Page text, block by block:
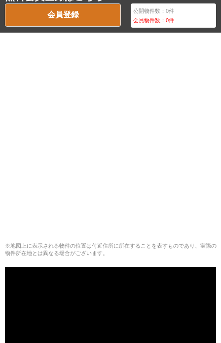
会員登録 公開物件数：0件
会員物件数：0件
※地図上に表示される物件の位置は付近住所に所在することを表すものであり、実際の
物件所在地とは異なる場合がございます。